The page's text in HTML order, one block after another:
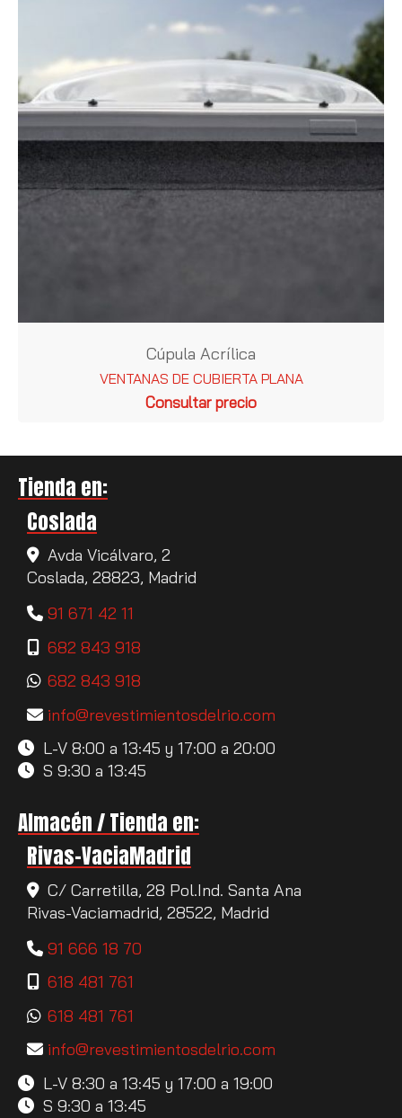
Cúpula Acrílica
VENTANAS DE CUBIERTA PLANA
Consultar precio
Tienda en:
Coslada
Avda Vicálvaro, 2
Coslada, 28823, Madrid
91 671 42 11
682 843 918
682 843 918
info
revestimientosdelrio.com
L-V 8:00 a 13:45 y 17:00 a 20:00
S 9:30 a 13:45
Almacén / Tienda en:
Rivas-VaciaMadrid
C/ Carretilla, 28 Pol.Ind. Santa Ana
Rivas-Vaciamadrid, 28522, Madrid
91 666 18 70
618 481 761
618 481 761
info
revestimientosdelrio.com
L-V 8:30 a 13:45 y 17:00 a 19:00
S 9:30 a 13:45